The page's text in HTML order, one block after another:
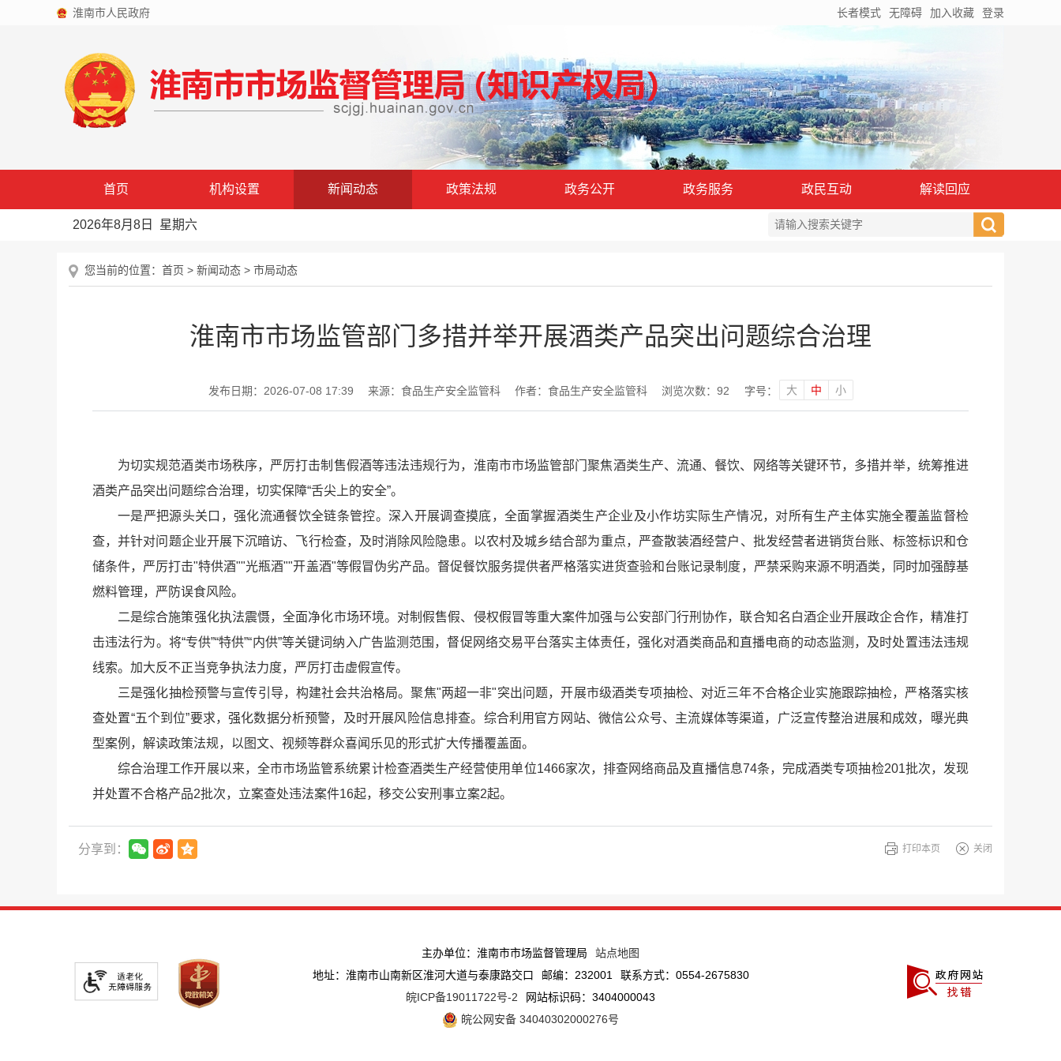
淮南市人民政府 长者模式 无障碍 加入收藏 登录
首页 机构设置 新闻动态 政策法规 政务公开 政务服务 政民互动 解读回应
2026年8月8日 星期六
您当前的位置： 首页 > 新闻动态 > 市局动态
淮南市市场监管部门多措并举开展酒类产品突出问题综合治理
发布日期：2026-07-08 17:39 来源：食品生产安全监管科 作者：食品生产安全监管科 浏览次数： 92 字号： 大 中 小
为切实规范酒类市场秩序，严厉打击制售假酒等违法违规行为，淮南市市场监管部门聚焦酒类生产、流通、餐饮、网络等关键环节，多措并举，统筹推进
酒类产品突出问题综合治理，切实保障“舌尖上的安全”。
一是严把源头关口，强化流通餐饮全链条管控。深入开展调查摸底，全面掌握酒类生产企业及小作坊实际生产情况，对所有生产主体实施全覆盖监督检
查，并针对问题企业开展下沉暗访、飞行检查，及时消除风险隐患。以农村及城乡结合部为重点，严查散装酒经营户、批发经营者进销货台账、标签标识和仓
储条件，严厉打击"特供酒""光瓶酒""开盖酒"等假冒伪劣产品。督促餐饮服务提供者严格落实进货查验和台账记录制度，严禁采购来源不明酒类，同时加强醇基
燃料管理，严防误食风险。
二是综合施策强化执法震慑，全面净化市场环境。对制假售假、侵权假冒等重大案件加强与公安部门行刑协作，联合知名白酒企业开展政企合作，精准打
击违法行为。将“专供”“特供”“内供”等关键词纳入广告监测范围，督促网络交易平台落实主体责任，强化对酒类商品和直播电商的动态监测，及时处置违法违规
线索。加大反不正当竞争执法力度，严厉打击虚假宣传。
三是强化抽检预警与宣传引导，构建社会共治格局。聚焦"两超一非"突出问题，开展市级酒类专项抽检、对近三年不合格企业实施跟踪抽检，严格落实核
查处置“五个到位”要求，强化数据分析预警，及时开展风险信息排查。综合利用官方网站、微信公众号、主流媒体等渠道，广泛宣传整治进展和成效，曝光典
型案例，解读政策法规，以图文、视频等群众喜闻乐见的形式扩大传播覆盖面。
综合治理工作开展以来，全市市场监管系统累计检查酒类生产经营使用单位1466家次，排查网络商品及直播信息74条，完成酒类专项抽检201批次，发现
并处置不合格产品2批次，立案查处违法案件16起，移交公安刑事立案2起。
分享到： 打印本页 关闭
主办单位：淮南市市场监督管理局
站点地图
地址：淮南市山南新区淮河大道与泰康路交口
邮编：232001
联系方式：0554-2675830
皖ICP备19011722号-2
网站标识码：3404000043
皖公网安备 34040302000276号